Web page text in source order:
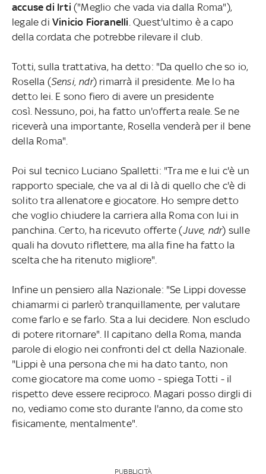
accuse di Irti ("Meglio che vada via dalla Roma"),
legale di Vinicio Fioranelli . Quest'ultimo è a capo
della cordata che potrebbe rilevare il club.
Totti, sulla trattativa, ha detto: "Da quello che so io,
Rosella (Sensi, ndr) rimarrà il presidente. Me lo ha
detto lei. E sono fiero di avere un presidente
così. Nessuno, poi, ha fatto un'offerta reale. Se ne
riceverà una importante, Rosella venderà per il bene
della Roma".
Poi sul tecnico Luciano Spalletti: "Tra me e lui c'è un
rapporto speciale, che va al di là di quello che c'è di
solito tra allenatore e giocatore. Ho sempre detto
che voglio chiudere la carriera alla Roma con lui in
panchina. Certo, ha ricevuto offerte (Juve, ndr) sulle
quali ha dovuto riflettere, ma alla fine ha fatto la
scelta che ha ritenuto migliore".
Infine un pensiero alla Nazionale: "Se Lippi dovesse
chiamarmi ci parlerò tranquillamente, per valutare
come farlo e se farlo. Sta a lui decidere. Non escludo
di potere ritornare". Il capitano della Roma, manda
parole di elogio nei confronti del ct della Nazionale.
"Lippi è una persona che mi ha dato tanto, non
come giocatore ma come uomo - spiega Totti - il
rispetto deve essere reciproco. Magari posso dirgli di
no, vediamo come sto durante l'anno, da come sto
fisicamente, mentalmente".
PUBBLICITÀ